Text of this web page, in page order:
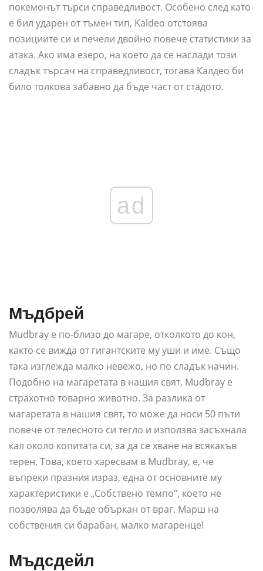
покемонът търси справедливост. Особено след като
е бил ударен от тъмен тип, Kaldeo отстоява
позициите си и печели двойно повече статистики за
атака. Ако има езеро, на което да се наслади този
сладък търсач на справедливост, тогава Калдео би
било толкова забавно да бъде част от стадото.
ad
Мъдбрей
Mudbray е по-близо до магаре, отколкото до кон,
както се вижда от гигантските му уши и име. Също
така изглежда малко невежо, но по сладък начин.
Подобно на магаретата в нашия свят, Mudbray е
страхотно товарно животно. За разлика от
магаретата в нашия свят, то може да носи 50 пъти
повече от телесното си тегло и използва засъхнала
кал около копитата си, за да се хване на всякакъв
терен. Това, което харесвам в Mudbray, е, че
въпреки празния израз, една от основните му
характеристики е „Собствено темпо“, което не
позволява да бъде объркан от враг. Марш на
собствения си барабан, малко магаренце!
Мъдсдейл